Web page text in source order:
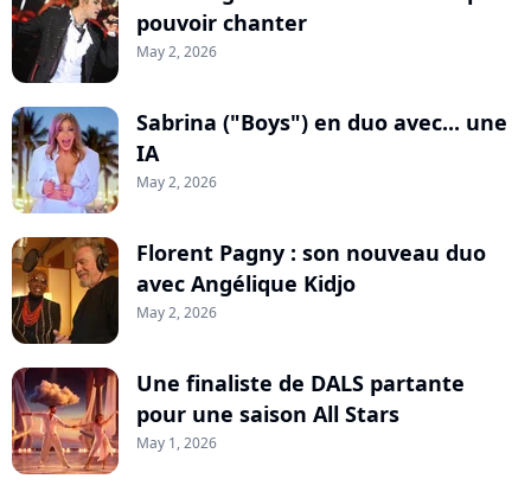
pouvoir chanter
May 2, 2026
Sabrina ("Boys") en duo avec... une
IA
May 2, 2026
Florent Pagny : son nouveau duo
avec Angélique Kidjo
May 2, 2026
Une finaliste de DALS partante
pour une saison All Stars
May 1, 2026